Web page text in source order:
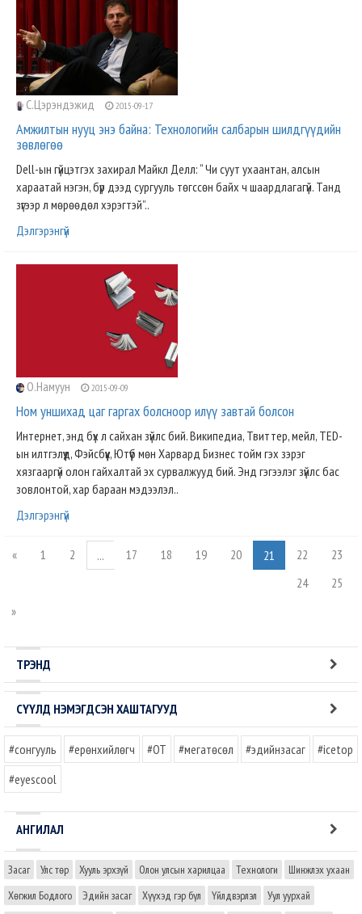
С.Цэрэндэжид 2015-09-17
Амжилтын нууц энэ байна: Технологийн салбарын шилдгүүдийн
зөвлөгөө
Dell-ын гүйцэтгэх захирал Майкл Делл: “ Чи суут ухаантан, алсын
хараатай нэгэн, бүр дээд сургууль төгссөн байх ч шаардлагагүй. Танд
зүгээр л мөрөөдөл хэрэгтэй”..
Дэлгэрэнгүй
О.Намуун 2015-09-09
Ном уншихад цаг гаргах болсноор илүү завтай болсон
Интернет, энд бүх л сайхан зүйлс бий. Википедиа, Твиттер, мейл, TED-
ын илтгэлүүд, Фэйсбүүк, Ютүүб мөн Харвард Бизнес тойм гэх зэрэг
хязгааргүй олон гайхалтай эх сурвалжууд бий. Энд гэгээлэг зүйлс бас
зовлонтой, хар бараан мэдээлэл..
Дэлгэрэнгүй
« 1 2 ... 17 18 19 20 21 22
23
24
25
»
ТРЭНД
СҮҮЛД НЭМЭГДСЭН ХАШТАГУУД
#сонгууль #ерөнхийлөгч #OT #мегатөсөл #эдийнзасаг
#icetop
#eyescool
АНГИЛАЛ
Засаг Улс төр Хууль эрхзүй Олон улсын харилцаа Технологи
Шинжлэх ухаан
Хөгжил Бодлого
Эдийн засаг Хүүхэд гэр бүл Үйлдвэрлэл Уул уурхай